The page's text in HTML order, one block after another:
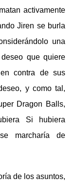
activamente
Jiren se burla
una
que quiere
contra de sus
y como tal,
Dragon Balls,
Si hubiera
marcharía de
de los asuntos,